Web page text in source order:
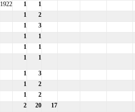
1922 1 1
1 2
1 3
1 1
1 1
1 1
1 3
1 2
1 2
2 20 17